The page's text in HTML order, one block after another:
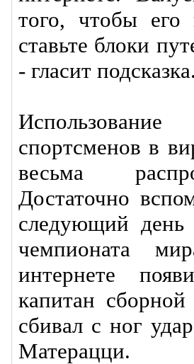
того, чтобы его
ставьте блоки
- гласит
спортсменов в
весьма
Достаточно
следующий день
чемпионата
интернете
капитан
сбивал с ног
Матерацци.